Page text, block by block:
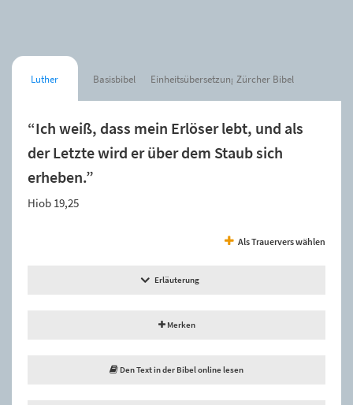
Luther Basisbibel Einheitsübersetzung Zürcher Bibel
“Ich weiß, dass mein Erlöser lebt, und als
der Letzte wird er über dem Staub sich
erheben.”
Hiob 19,25
Als Trauervers wählen
Erläuterung
Merken
Den Text in der Bibel online lesen